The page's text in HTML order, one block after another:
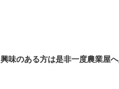
味のある方は是非一度農業屋